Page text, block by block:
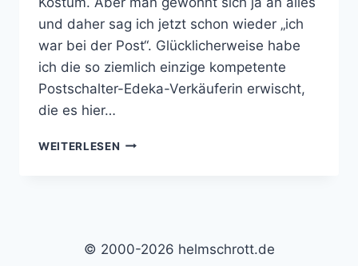
und daher sag ich jetzt schon wieder „ich
war bei der Post“. Glücklicherweise habe
ich die so ziemlich einzige kompetente
Postschalter-Edeka-Verkäuferin erwischt,
die es hier…
WEITERLESEN POSTSPASS A
© 2000-2026 helmschrott.de